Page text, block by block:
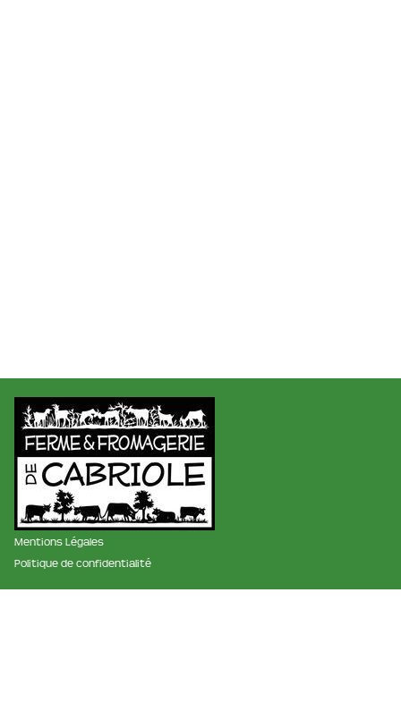
Mentions Légales
Politique de confidentialité